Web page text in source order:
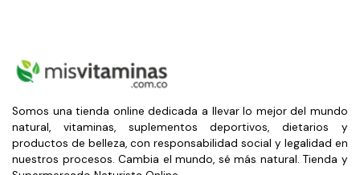
Somos una tienda online dedicada a llevar lo mejor del mundo
natural, vitaminas, suplementos deportivos, dietarios y
productos de belleza, con responsabilidad social y legalidad en
nuestros procesos. Cambia el mundo, sé más natural. Tienda y